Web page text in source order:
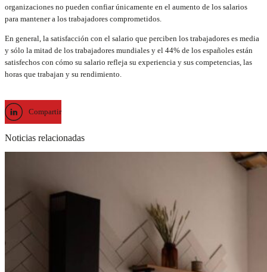
organizaciones no pueden confiar únicamente en el aumento de los salarios
para mantener a los trabajadores comprometidos.
En general, la satisfacción con el salario que perciben los trabajadores es media
y sólo la mitad de los trabajadores mundiales y el 44% de los españoles están
satisfechos con cómo su salario refleja su experiencia y sus competencias, las
horas que trabajan y su rendimiento.
Compartir
Noticias relacionadas